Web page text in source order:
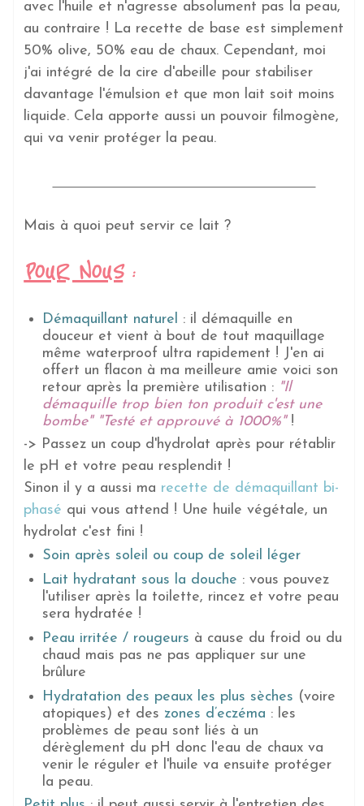
avec l'huile et n'agresse absolument pas la peau,
au contraire ! La recette de base est simplement
50% olive, 50% eau de chaux. Cependant, moi
j'ai intégré de la cire d'abeille pour stabiliser
davantage l'émulsion et que mon lait soit moins
liquide. Cela apporte aussi un pouvoir filmogène,
qui va venir protéger la peau.
Mais à quoi peut servir ce lait ?
POUR NOUS:
Démaquillant naturel
: il démaquille en
douceur et vient à bout de tout maquillage
même waterproof ultra rapidement ! J'en ai
offert un flacon à ma meilleure amie voici son
retour après la première utilisation : "Il
démaquille trop bien ton produit c'est une
bombe" "Testé et approuvé à 1000%"!
-> Passez un coup d'hydrolat après pour rétablir
le pH et votre peau resplendit !
Sinon il y a aussi ma recette de démaquillant bi-
phasé qui vous attend ! Une huile végétale, un
hydrolat c'est fini !
Soin après soleil ou coup de soleil léger
Lait hydratant sous la douche : vous pouvez
l'utiliser après la toilette, rincez et votre peau
sera hydratée !
Peau irritée / rougeurs à cause du froid ou du
chaud mais pas ne pas appliquer sur une
brûlure
Hydratation des peaux les plus sèches (voire
atopiques) et des zones d’eczéma : les
problèmes de peau sont liés à un
dérèglement du pH donc l'eau de chaux va
venir le réguler et l'huile va ensuite protéger
la peau.